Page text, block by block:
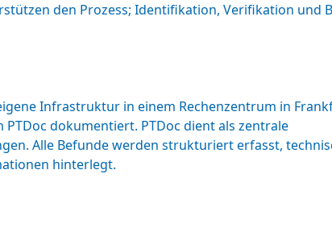
den Prozess; Identifikation, Verifikation und
Infrastruktur in einem Rechenzentrum in
dokumentiert. PTDoc dient als zentrale
Alle Befunde werden strukturiert erfasst,
hinterlegt.